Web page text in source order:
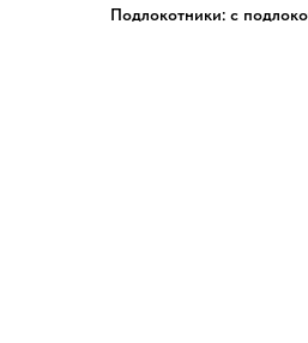
Подлокотники: с